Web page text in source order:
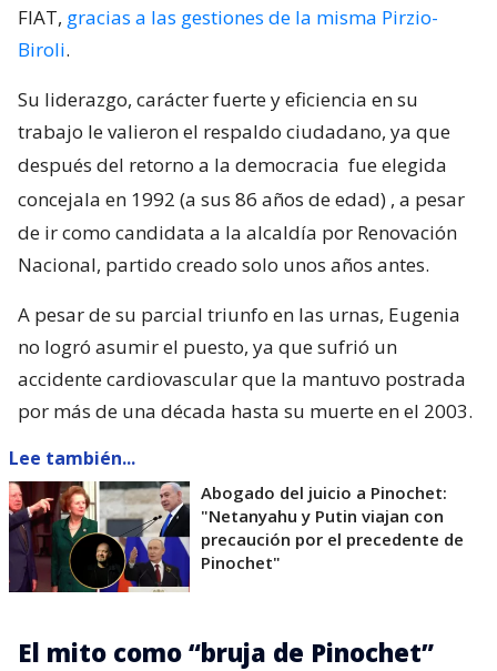
FIAT, gracias a las gestiones de la misma Pirzio-
Biroli.
Su liderazgo, carácter fuerte y eficiencia en su
trabajo le valieron el respaldo ciudadano, ya que
después del retorno a la democracia fue elegida
concejala en 1992 (a sus 86 años de edad) , a pesar
de ir como candidata a la alcaldía por Renovación
Nacional, partido creado solo unos años antes.
A pesar de su parcial triunfo en las urnas, Eugenia
no logró asumir el puesto, ya que sufrió un
accidente cardiovascular que la mantuvo postrada
por más de una década hasta su muerte en el 2003.
Lee también...
Abogado del juicio a Pinochet:
"Netanyahu y Putin viajan con
precaución por el precedente de
Pinochet"
El mito como “bruja de Pinochet”